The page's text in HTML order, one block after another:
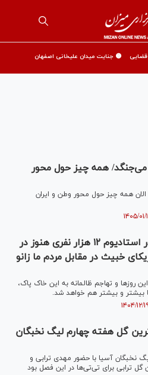
قضایی 🟡 جنایت میدان علیخانی اصفهان
همه چیز حول محور
همه چیز حول محور وطن و ایران
کنعانی: فریاد ایران ایران در استادیوم ۱۲ هزار نفری هنوز در
خبیث در مقابل مردم ما زانو
روز‌ها و تهاجم ظالمانه به این خاک پاک،
بیشتر و بیشتر هم خواهد شد.
گل هفته چهارم لیگ نخبگان
نخبگان آسیا با حضور مهدی ترابی و
ترابی برای تی‌تی‌ها در این فصل بود